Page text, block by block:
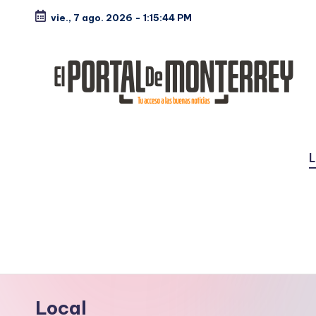
contenido
vie., 7 ago. 2026 - 1:15:46 PM
a
l
Local